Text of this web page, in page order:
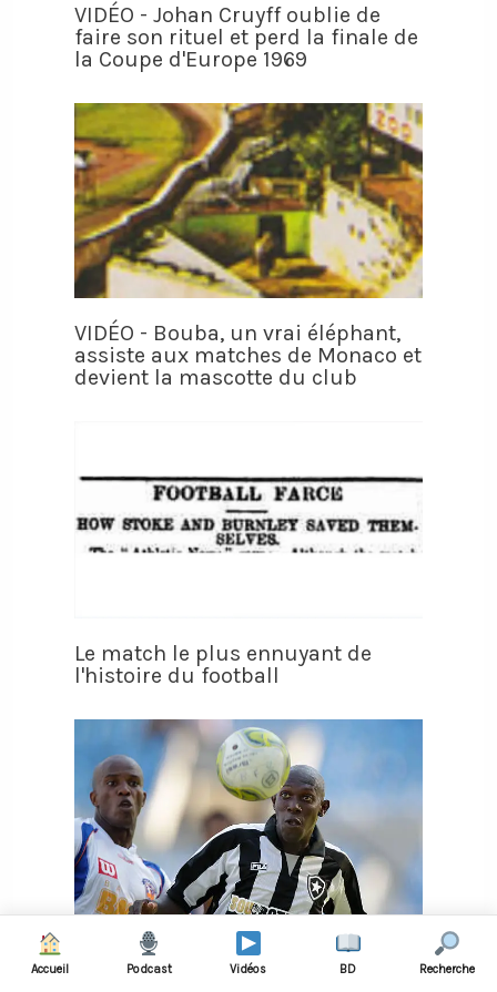
VIDÉO - Johan Cruyff oublie de
faire son rituel et perd la finale de
la Coupe d'Europe 1969
VIDÉO - Bouba, un vrai éléphant,
assiste aux matches de Monaco et
devient la mascotte du club
Le match le plus ennuyant de
l'histoire du football
Accueil Podcast Vidéos BD Recherche